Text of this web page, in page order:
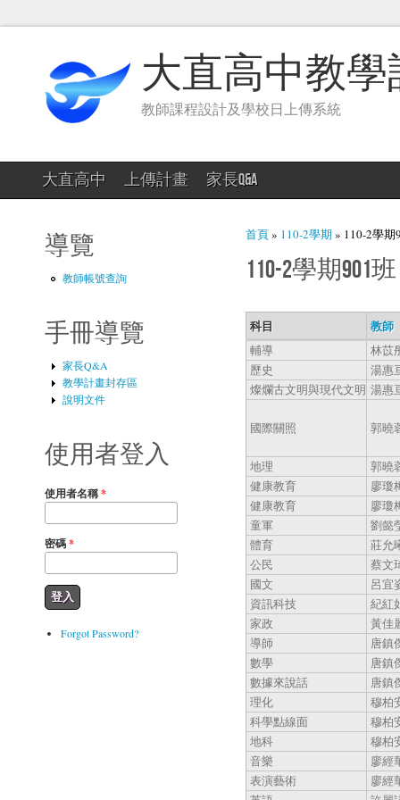
大直高中教
教師課程設計及學校日上傳系統
大直高中 上傳計畫 家長Q&A
導覽
教師帳號查詢
手冊導覽
家長Q&A
教學計畫封存區
說明文件
使用者登入
使用者名稱*
密碼*
Forgot Password?
您在這裡
首頁» 110-2學期 » 110-2學期
110-2學期901班
科目 教師
輔導
林苡
歷史
湯惠
燦爛古文明與現代文明 湯惠
國際關照 郭曉
地理
郭曉
健康教育
廖瓊
健康教育
廖瓊
童軍
劉懿
體育
莊允
公民
蔡文
國文
呂宜
資訊科技
紀紅
家政
黃佳
導師
唐鎮
數學
唐鎮
數據來說話
唐鎮
理化
穆柏
科學點線面
穆柏
地科
穆柏
音樂
廖經
表演藝術
廖經